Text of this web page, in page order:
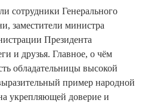
сотрудники Генерального
заместители министра
Президента
и друзья. Главное, о чём
обладательницы высокой
пример народной
укрепляющей доверие и